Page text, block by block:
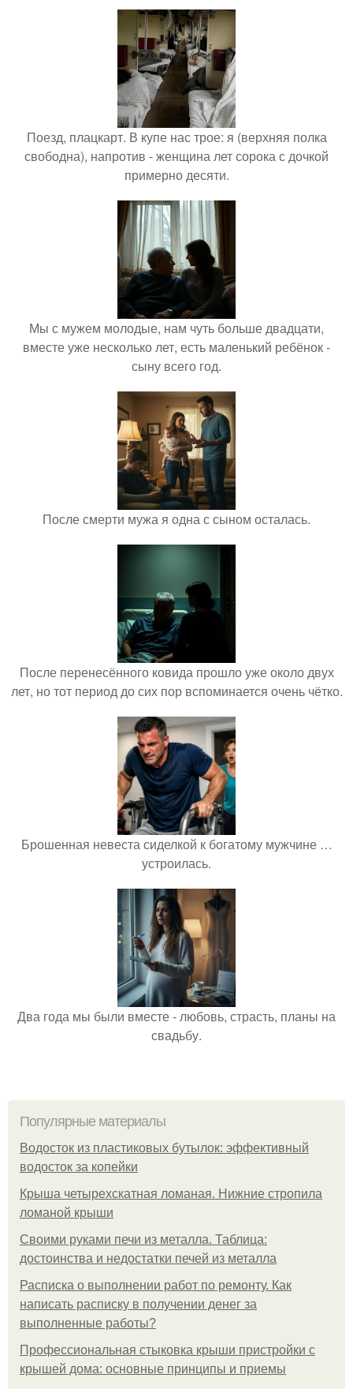
Поезд, плацкарт. В купе нас трое: я (верхняя полка
свободна), напротив - женщина лет сорока с дочкой
примерно десяти.
Мы с мужем молодые, нам чуть больше двадцати,
вместе уже несколько лет, есть маленький ребёнок -
сыну всего год.
После смерти мужа я одна с сыном осталась.
После перенесённого ковида прошло уже около двух
лет, но тот период до сих пор вспоминается очень чётко.
Брошенная невеста сиделкой к богатому мужчине …
устроилась.
Два года мы были вместе - любовь, страсть, планы на
свадьбу.
Популярные материалы
Водосток из пластиковых бутылок: эффективный
водосток за копейки
Крыша четырехскатная ломаная. Нижние стропила
ломаной крыши
Своими руками печи из металла. Таблица:
достоинства и недостатки печей из металла
Расписка о выполнении работ по ремонту. Как
написать расписку в получении денег за
выполненные работы?
Профессиональная стыковка крыши пристройки с
крышей дома: основные принципы и приемы